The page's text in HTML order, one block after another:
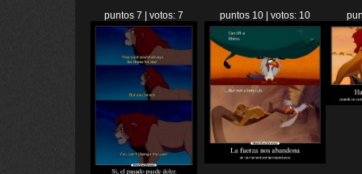
puntos 7 | votos: 7 puntos 10 | votos: 10